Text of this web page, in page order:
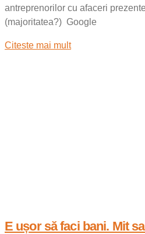
antreprenorilor cu afaceri
(majoritatea?) Google
Citeste mai mult
E ușor să faci bani. Mit